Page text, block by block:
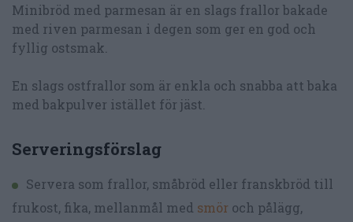
Minibröd med parmesan är en slags frallor bakade
med riven parmesan i degen som ger en god och
fyllig ostsmak.
En slags ostfrallor som är enkla och snabba att baka
med bakpulver istället för jäst.
Serveringsförslag
Servera som frallor, småbröd eller franskbröd till
frukost, fika, mellanmål med smör och pålägg,